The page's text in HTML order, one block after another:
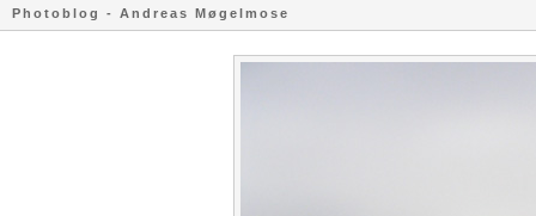
Photoblog - Andreas Møgelmose